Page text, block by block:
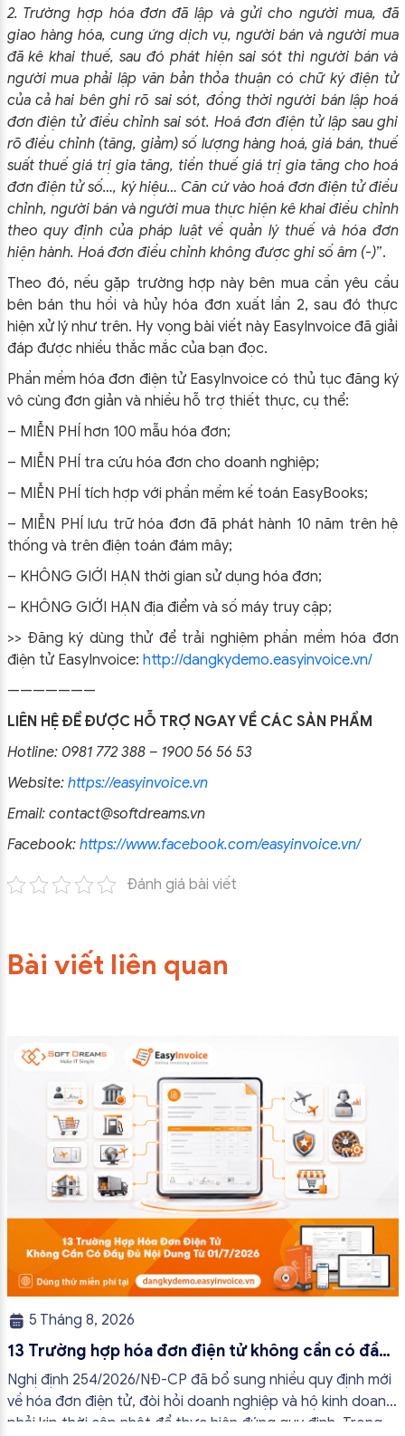
2. Trường hợp hóa đơn đã lập và gửi cho người mua, đã
giao hàng hóa, cung ứng dịch vụ, người bán và người mua
đã kê khai thuế, sau đó phát hiện sai sót thì người bán và
người mua phải lập văn bản thỏa thuận có chữ ký điện tử
của cả hai bên ghi rõ sai sót, đồng thời người bán lập hoá
đơn điện tử điều chỉnh sai sót. Hoá đơn điện tử lập sau ghi
rõ điều chỉnh (tăng, giảm) số lượng hàng hoá, giá bán, thuế
suất thuế giá trị gia tăng, tiền thuế giá trị gia tăng cho hoá
đơn điện tử số…, ký hiệu… Căn cứ vào hoá đơn điện tử điều
chỉnh, người bán và người mua thực hiện kê khai điều chỉnh
theo quy định của pháp luật về quản lý thuế và hóa đơn
hiện hành. Hoá đơn điều chỉnh không được ghi số âm (-)”.
Theo đó, nếu gặp trường hợp này bên mua cần yêu cầu
bên bán thu hồi và hủy hóa đơn xuất lần 2, sau đó thực
hiện xử lý như trên. Hy vọng bài viết này EasyInvoice đã giải
đáp được nhiều thắc mắc của bạn đọc.
Phần mềm hóa đơn điện tử EasyInvoice có thủ tục đăng ký
vô cùng đơn giản và nhiều hỗ trợ thiết thực, cụ thể:
– MIỄN PHÍ hơn 100 mẫu hóa đơn;
– MIỄN PHÍ tra cứu hóa đơn cho doanh nghiệp;
– MIỄN PHÍ tích hợp với phần mềm kế toán EasyBooks;
– MIỄN PHÍ lưu trữ hóa đơn đã phát hành 10 năm trên hệ
thống và trên điện toán đám mây;
– KHÔNG GIỚI HẠN thời gian sử dụng hóa đơn;
– KHÔNG GIỚI HẠN địa điểm và số máy truy cập;
>> Đăng ký dùng thử để trải nghiệm phần mềm hóa đơn
điện tử EasyInvoice: http://dangkydemo.easyinvoice.vn/
———————
LIÊN HỆ ĐỂ ĐƯỢC HỖ TRỢ NGAY VỀ CÁC SẢN PHẨM
Hotline: 0981 772 388 – 1900 56 56 53
Website: https://easyinvoice.vn
Email: contact@softdreams.vn
Facebook:https://www.facebook.com/easyinvoice.vn/
Đánh giá bài viết
Bài viết liên quan
5 Tháng 8, 2026
13 Trường hợp hóa đơn điện tử không cần có đầy
đủ nội dung từ 01/7/2026
Nghị định 254/2026/NĐ-CP đã bổ sung nhiều quy định mới
về hóa đơn điện tử, đòi hỏi doanh nghiệp và hộ kinh doanh
phải kịp thời cập nhật để thực hiện đúng quy định. Trong